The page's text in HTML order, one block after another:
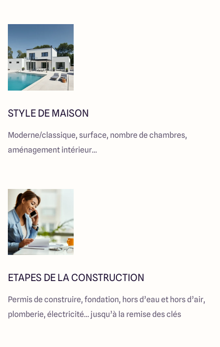
STYLE DE MAISON
Moderne/classique, surface, nombre de chambres,
aménagement intérieur…
ETAPES DE LA CONSTRUCTION
Permis de construire, fondation, hors d’eau et hors d’air,
plomberie, électricité… jusqu’à la remise des clés